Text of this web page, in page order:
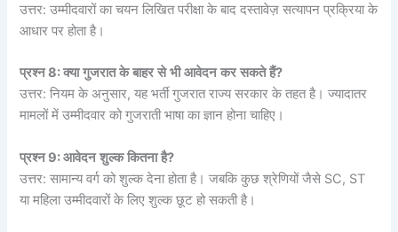
उत्तर: उम्मीदवारों का चयन लिखित परीक्षा के बाद दस्तावेज़ सत्यापन प्रक्रिया के
आधार पर होता है।
प्रश्न8:क्या गुजरात के बाहर से भी आवेदन कर सकते हैं?
उत्तर: नियम के अनुसार, यह भर्ती गुजरात राज्य सरकार के तहत है। ज्यादातर
मामलों में उम्मीदवार को गुजराती भाषा का ज्ञान होना चाहिए।
प्रश्न9:आवेदन शुल्क कितना है?
उत्तर: सामान्य वर्ग को शुल्क देना होता है। जबकि कुछ श्रेणियों जैसे SC, ST
या महिला उम्मीदवारों के लिए शुल्क छूट हो सकती है।